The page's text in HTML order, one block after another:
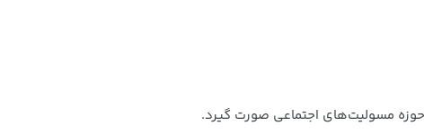
مسولیت‌های اجتماعی صورت گیرد.